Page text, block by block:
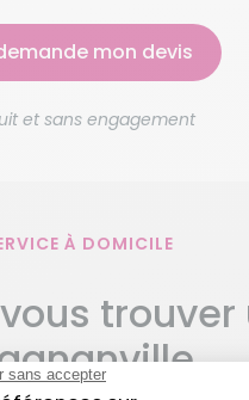
mon devis
et sans engagement
À DOMICILE